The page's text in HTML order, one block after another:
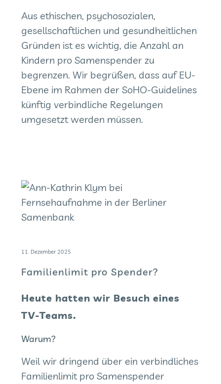
Aus ethischen, psychosozialen,
gesellschaftlichen und gesundheitlichen
Gründen ist es wichtig, die Anzahl an
Kindern pro Samenspender zu
begrenzen. Wir begrüßen, dass auf EU-
Ebene im Rahmen der SoHO-Guidelines
künftig verbindliche Regelungen
umgesetzt werden müssen.
11. Dezember 2025
Familienlimit pro Spender?
Heute hatten wir Besuch eines
TV-Teams.
Warum?
Weil wir dringend über ein verbindliches
Familienlimit pro Samenspender